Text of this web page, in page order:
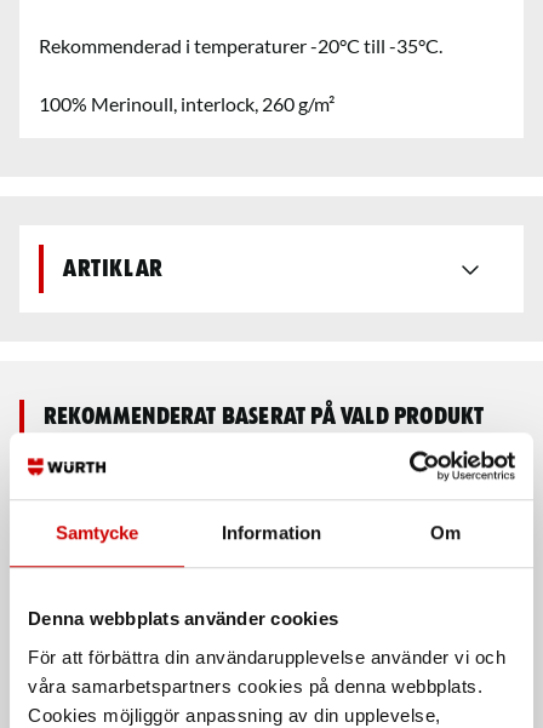
Samtycke Information Om
Denna webbplats använder cookies
För att förbättra din användarupplevelse använder vi och
våra samarbetspartners cookies på denna webbplats.
Cookies möjliggör anpassning av din upplevelse,
Rekommenderad i temperaturer -20°C till -35°C.
100% Merinoull, interlock, 260 g/m²
Artiklar
Rekommenderat baserat på vald produkt
Spärrskaft 1/2" 250mm Märkpenna rund spets